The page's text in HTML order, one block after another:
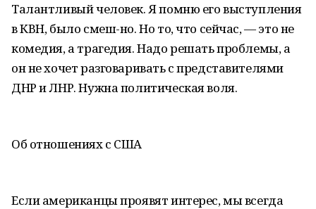
Талантливый человек. Я помню его выступления
в КВН, было смеш-но. Но то, что сейчас, — это не
комедия, а трагедия. Надо решать проблемы, а
он не хочет разговаривать с представителями
ДНР и ЛНР. Нужна политическая воля.
Об отношениях с США
Если американцы проявят интерес, мы всегда